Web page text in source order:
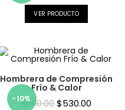
VER PRODUCTO
-10%
Hombrera de Compresión
Frío & Calor
$590.00 $530.00